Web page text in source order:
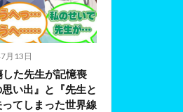
月13日
した先生が記憶喪
い出』と『先生と
てしまった世界線